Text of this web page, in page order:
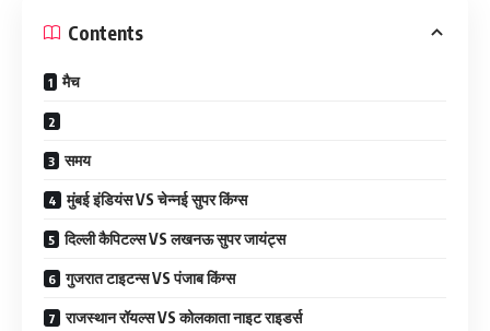
Contents
मैच
समय
मुंबई इंडियंस VS चेन्नई सुपर किंग्स
दिल्ली कैपिटल्स VS लखनऊ सुपर जायंट्स
गुजरात टाइटन्स VS पंजाब किंग्स
राजस्थान रॉयल्स VS कोलकाता नाइट राइडर्स